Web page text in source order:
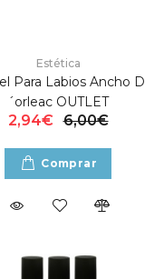
Estética
Para Labios Ancho D
´orleac OUTLET
2,94€ 6,00€
Comprar